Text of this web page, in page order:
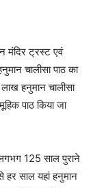
मंदिर ट्रस्ट एवं
चालीसा पाठ का
हनुमान चालीसा
पाठ किया जा
125 साल पुराने
हर साल यहां हनुमान